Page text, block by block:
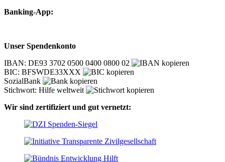
Banking-App:
Unser Spendenkonto
IBAN: DE93 3702 0500 0400 0800 02
BIC: BFSWDE33XXX
SozialBank
Stichwort: Hilfe weltweit
Wir sind zertifiziert und gut vernetzt: